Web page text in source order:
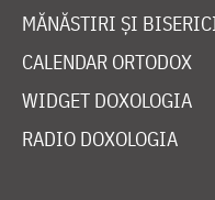
MĂNĂSTIRI ȘI
CALENDAR ORTODOX
WIDGET DOXOLOGIA
RADIO DOXOLOGIA